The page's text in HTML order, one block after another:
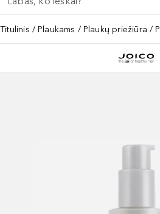
Titulinis Plaukams Plaukų priežiūra